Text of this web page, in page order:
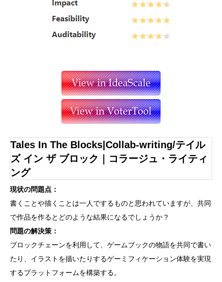
Tales In The Blocks|Collab-writing/テイル
ズ イン ザ ブロック｜コラージュ・ライティ
ング
現状の問題点：
書くことや描くことは一人でするものと思われていますが、共同
で作品を作るとどのような結果になるでしょうか？
問題の解決策：
ブロックチェーンを利用して、ゲームブックの物語を共同で書い
たり、イラストを描いたりするゲーミフィケーション体験を実現
するプラットフォームを構築する。